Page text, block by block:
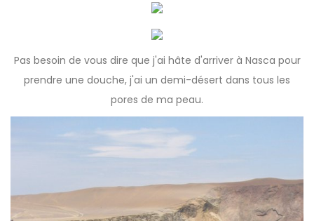
Pas besoin de vous dire que j'ai hâte d'arriver à Nasca pour
prendre une douche, j'ai un demi-désert dans tous les
pores de ma peau.